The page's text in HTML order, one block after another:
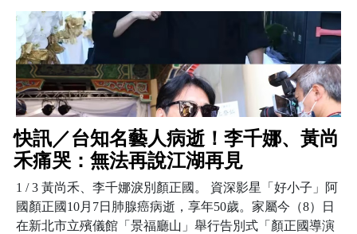
快訊／台知名藝人病逝！李千娜、黃尚
禾痛哭：無法再說江湖再見
1 / 3 黃尚禾、李千娜淚別顏正國。 資深影星「好小子」阿
國顏正國10月7日肺腺癌病逝，享年50歲。家屬今（8）日
在新北市立殯儀館「景福廳山」舉行告別式「顏正國導演